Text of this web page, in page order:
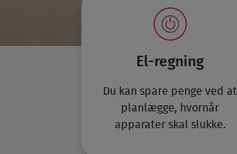
El-regning
Du kan spare penge ved at
planlægge, hvornår
apparater skal slukke.